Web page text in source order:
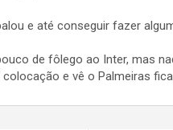
e até conseguir fazer
de fôlego ao Inter, mas
e vê o Palmeiras